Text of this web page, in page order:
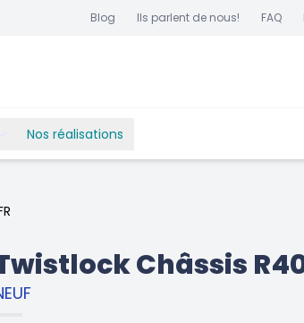
Blog Ils parlent de nous! FAQ
Nos réalisations
Châssis